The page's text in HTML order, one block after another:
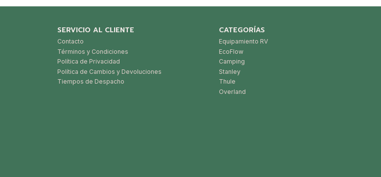
SERVICIO AL CLIENTE
Contacto
Términos y Condiciones
Política de Privacidad
Política de Cambios y Devoluciones
Tiempos de Despacho
CATEGORÍAS
Equipamiento RV
EcoFlow
Camping
Stanley
Thule
Overland